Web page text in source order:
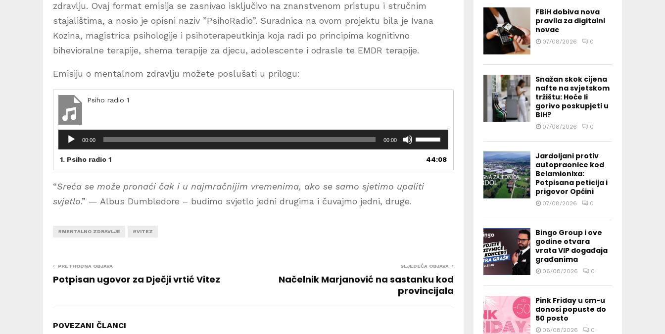
zdravlju. Ovaj format emisija se zasnivao isključivo na znanstvenom pristupu i stručnim
stajalištima, a nosio je opisni naziv ”PsihoRadio”. Suradnica na ovom projektu bila je Ivana
Kozina, magistrica psihologije i psihoterapeutkinja koja radi po principima kognitivno
bihevioralne terapije, shema terapije za djecu, adolescente i odrasle te EMDR terapije.
Emisiju o mentalnom zdravlju možete poslušati u prilogu:
Psiho radio 1
d
k
d
i
a
00:00 00:00
i
i
p
k
s
1. Psiho radio 1 44:08
“Sreća se može pronaći čak i u najmračnijim vremenima, ako se samo sjetimo upaliti
svjetlo.” — Albus Dumbledore – budimo svjetlo jedni drugima i čuvajmo jedni, druge.
#MENTALNO ZDRAVLJE #VITEZ
PRETHODNA OBJAVA
Potpisan ugovor za Dječji vrtić Vitez
SLJEDEĆA OBJAVA
Načelnik Marjanović na sastanku kod
provincijala
POVEZANI ČLANCI
FBiH dobiva nova
pravila za digitalni
novac
07/08/2026 0
Snažan skok cijena
nafte na svjetskom
tržištu: Hoće li
gorivo poskupjeti u
BiH?
07/08/2026 0
Jardoljani protiv
autopraonice kod
Belamionixa:
Potpisana peticija i
prigovor Općini
07/08/2026 0
Bingo Group i ove
godine otvara
vrata VIP događaja
građanima
06/08/2026 0
Pink Friday u cm-u
donosi popuste do
50 posto
06/08/2026 0